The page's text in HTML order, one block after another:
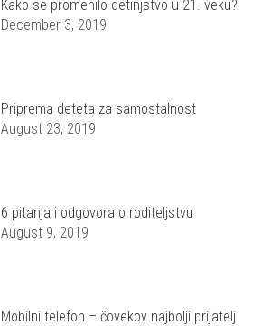
Kako se promenilo detinjstvo u 21. veku?
December 3, 2019
Priprema deteta za samostalnost
August 23, 2019
6 pitanja i odgovora o roditeljstvu
August 9, 2019
Mobilni telefon – čovekov najbolji prijatelj